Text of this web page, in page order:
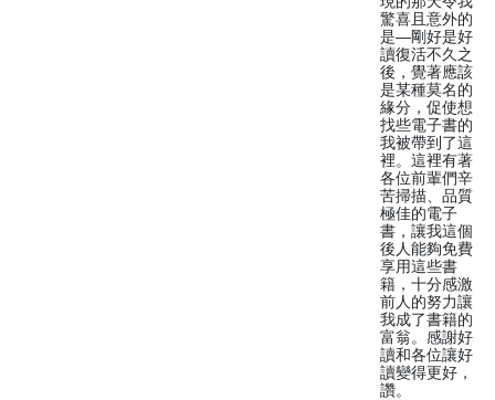
驚喜且意外的
是—剛好是好
讀復活不久之
後，覺著應該
是某種莫名的
緣分，促使想
找些電子書的
我被帶到了這
裡。這裡有著
各位前輩們辛
苦掃描、品質
極佳的電子
書，讓我這個
後人能夠免費
享用這些書
籍，十分感激
前人的努力讓
我成了書籍的
富翁。感謝好
讀和各位讓好
讀變得更好，
讚。